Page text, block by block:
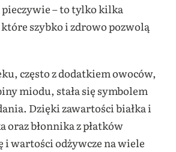
– to tylko kilka
szybko i zdrowo pozwolą
często z dodatkiem owoców,
miodu, stała się symbolem
Dzięki zawartości białka i
oraz błonnika z płatków
i wartości odżywcze na wiele